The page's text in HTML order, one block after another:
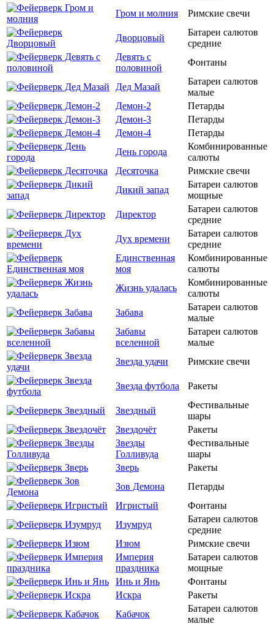
Гром и молния
Римские свечи
Дворцовый
Батареи салютов
средние
Девять с
половиной
Фонтаны
Дед Мазай
Батареи салютов
малые
Демон-2
Петарды
Демон-3
Петарды
Демон-4
Петарды
День города
Комбинированные
салюты
Десяточка
Римские свечи
Дикий запад
Батареи салютов
мощные
Директор
Батареи салютов
средние
Дух времени
Батареи салютов
средние
Единственная
моя
Комбинированные
салюты
Жизнь удалась
Комбинированные
салюты
Забава
Батареи салютов
малые
Забавы
вселенной
Батареи салютов
малые
Звезда удачи
Римские свечи
Звезда футбола Ракеты
Звездный
Фестивальные
шары
Звездочёт
Ракеты
Звезды
Голливуда
Фестивальные
шары
Зверь
Ракеты
Зов Демона
Петарды
Игристый
Фонтаны
Изумруд
Батареи салютов
средние
Изюм
Римские свечи
Империя
праздника
Батареи салютов
мощные
Инь и Янь
Фонтаны
Искра
Ракеты
Кабачок
Батареи салютов
малые